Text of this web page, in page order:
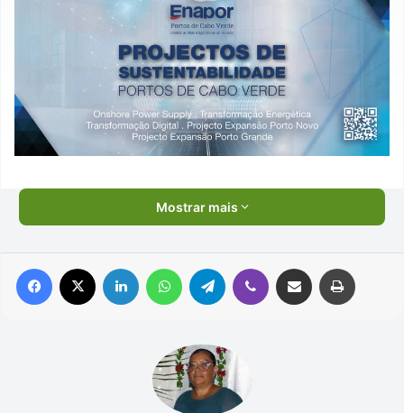
Mostrar mais
Facebook Linkedin WhatsAppTelegram Viber Compartilhar via e-mail